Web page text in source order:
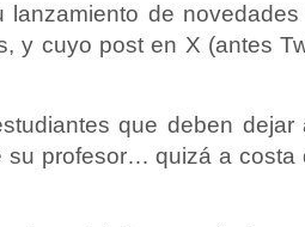
de
y cuyo post en X (antes
que deben dejar
su profesor… quizá a costa